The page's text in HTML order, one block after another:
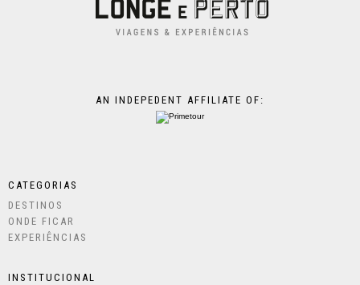
AN INDEPEDENT AFFILIATE OF:
CATEGORIAS
DESTINOS
ONDE FICAR
EXPERIÊNCIAS
INSTITUCIONAL